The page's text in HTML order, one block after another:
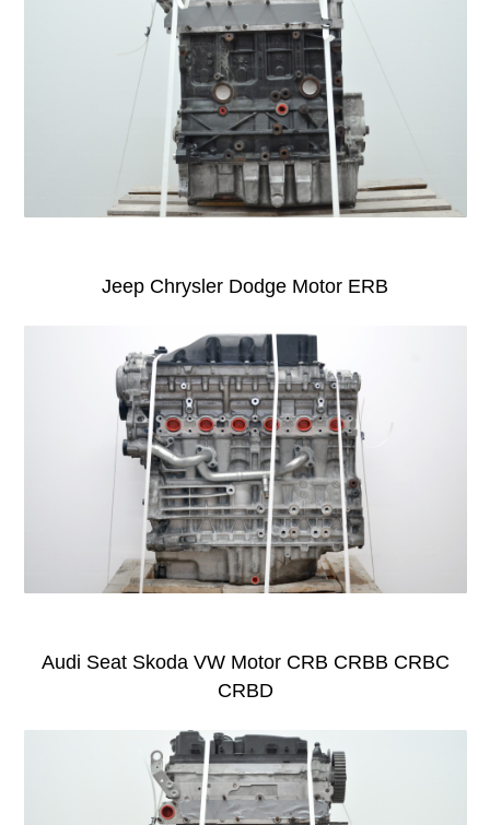
Jeep Chrysler Dodge Motor ERB
Audi Seat Skoda VW Motor CRB CRBB CRBC
CRBD